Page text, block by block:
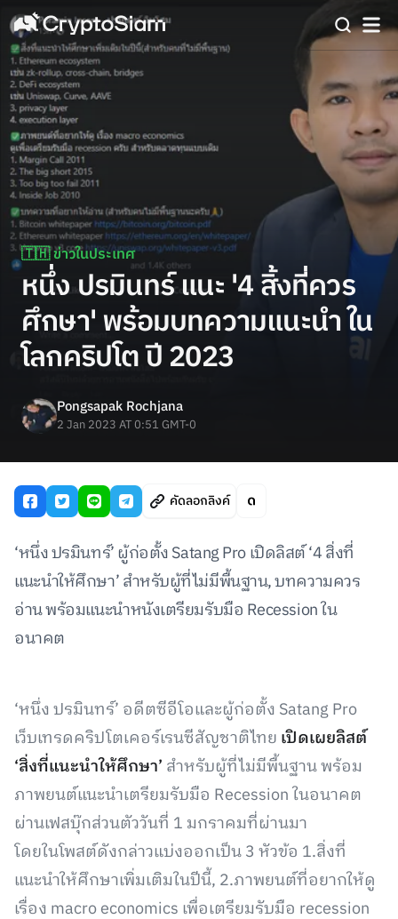
🇹🇭 ข่าวในประเทศ
หนึ่ง ปรมินทร์ แนะ '4 สิ้งที่ควร
ศึกษา' พร้อมบทความแนะนำ ใน
โลกคริปโต ปี 2023
Pongsapak Rochjana
2 Jan 2023 AT 0:51 GMT-0
คัดลอกลิงค์
‘หนึ่ง ปรมินทร์’ ผู้ก่อตั้ง Satang Pro เปิดลิสต์ ‘4 สิ่งที่
แนะนำให้ศึกษา’ สำหรับผู้ที่ไม่มีพื้นฐาน, บทความควร
อ่าน พร้อมแนะนำหนังเตรียมรับมือ Recession ใน
อนาคต
‘หนึ่ง ปรมินทร์’ อดีตซีอีโอและผู้ก่อตั้ง Satang Pro
เว็บเทรดคริปโตเคอร์เรนซีสัญชาติไทย เปิดเผยลิสต์
‘สิ่งที่แนะนำให้ศึกษา’ สำหรับผู้ที่ไม่มีพื้นฐาน พร้อม
ภาพยนต์แนะนำเตรียมรับมือ Recession ในอนาคต
ผ่านเฟสบุ๊กส่วนตัววันที่ 1 มกราคมที่ผ่านมา
โดยในโพสต์ดังกล่าวแบ่งออกเป็น 3 หัวข้อ 1.สิ่งที่
แนะนำให้ศึกษาเพิ่มเติมในปีนี้, 2.ภาพยนต์ที่อยากให้ดู
เรื่อง macro economics เพื่อเตรียมรับมือ recession